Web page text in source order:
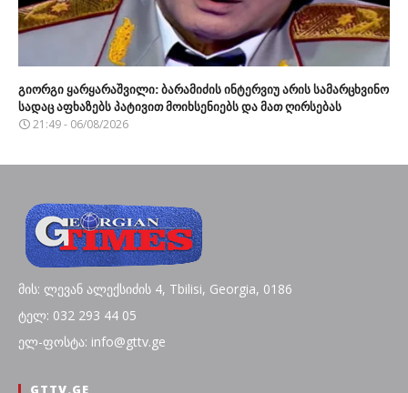
გიორგი ყარყარაშვილი: ბარამიძის ინტერვიუ არის სამარცხვინო
სადაც აფხაზებს პატივით მოიხსენიებს და მათ ღირსებას
21:49 - 06/08/2026
მის: ლევან ალექსიძის 4, Tbilisi, Georgia, 0186
ტელ: 032 293 44 05
ელ-ფოსტა: info@gttv.ge
GTTV.GE